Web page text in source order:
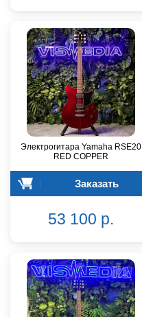
Электрогитара Yamaha RSE20
RED COPPER
Заказать
53 100 р.